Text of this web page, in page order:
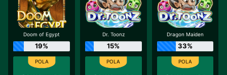
Doom of Egypt
19%
Dr. Toonz
15%
Dragon Maiden
33%